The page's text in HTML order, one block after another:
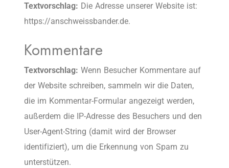
Textvorschlag: Die Adresse unserer Website ist:
https://anschweissbander.de.
Kommentare
Textvorschlag:Wenn Besucher Kommentare auf
der Website schreiben, sammeln wir die Daten,
die im Kommentar-Formular angezeigt werden,
außerdem die IP-Adresse des Besuchers und den
User-Agent-String (damit wird der Browser
identifiziert), um die Erkennung von Spam zu
unterstützen.